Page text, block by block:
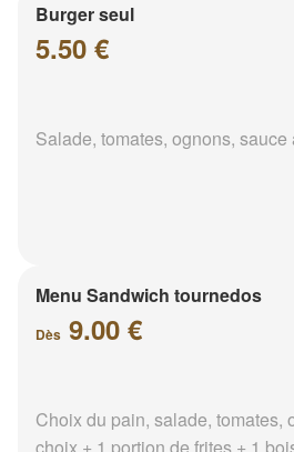
Burger seul
5.50 €
Salade, tomates, ognons, sauce
Menu Sandwich tournedos
Dès 9.00 €
Choix du pain, salade, tomates,